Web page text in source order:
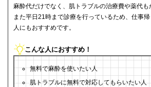
麻酔代だけでなく、肌トラブルの治療費や薬代も
また平日21時まで診療を行っているため、仕事
人にもおすすめです。
こんな人におすすめ！
無料で麻酔を使いたい人
肌トラブルに無料で対応してもらいたい人